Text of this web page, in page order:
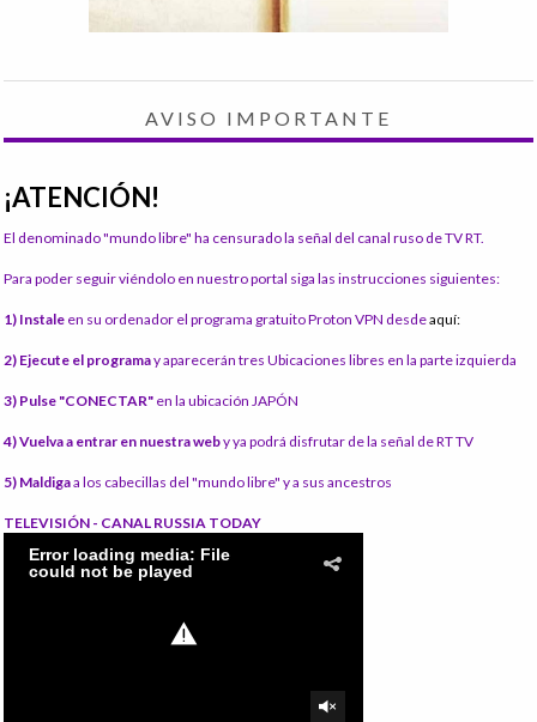
AVISO IMPORTANTE
¡ATENCIÓN!
El denominado "mundo libre" ha censurado la señal del canal ruso de TV RT.
Para poder seguir viéndolo en nuestro portal siga las instrucciones siguientes:
1) Instale en su ordenador el programa gratuito Proton VPN desdeaquí:
2) Ejecute el programay aparecerán tres Ubicaciones libres en la parte izquierda
3) Pulse "CONECTAR" en la ubicación JAPÓN
4) Vuelva a entrar en nuestra weby ya podrá disfrutar de la señal de RT TV
5) Maldigaa los cabecillas del "mundo libre" y a sus ancestros
TELEVISIÓN - CANAL RUSSIA TODAY